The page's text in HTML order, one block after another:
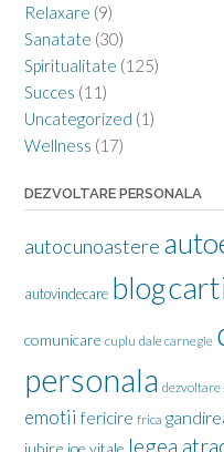
Relaxare (9)
Sanatate (30)
Spiritualitate (125)
Succes (11)
Uncategorized (1)
Wellness (17)
DEZVOLTARE PERSONALA
autocunoastere
autovindecare blog
comunicare cuplu dale carnegie
personala dezvoltare
emotii fericire frica
iubire joe vitale legea